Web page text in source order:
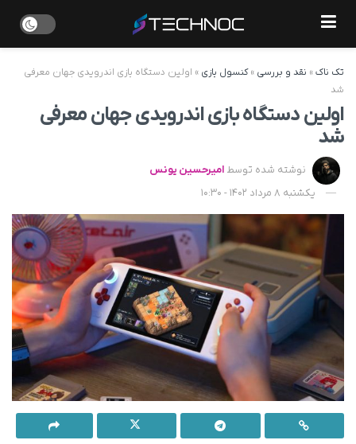
تک ناک» نقد و بررسی »کنسول بازی » اولین دستگاه بازی اندرویدی جهان معرفی
شد
اولین دستگاه بازی اندرویدی جهان معرفی
شد
نوشته شده توسط امیرحسین یونس
یکشنبه 8 مرداد 1402 - 10:30